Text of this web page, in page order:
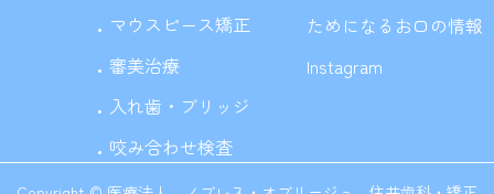
マウスピース矯正
審美治療
入れ歯・ブリッジ
咬み合わせ検査
ためになるお口の情報
Instagram